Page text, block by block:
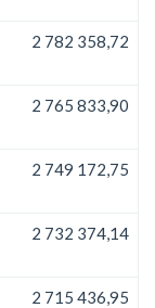
2 782 358,72
2 765 833,90
2 749 172,75
2 732 374,14
2 715 436,95